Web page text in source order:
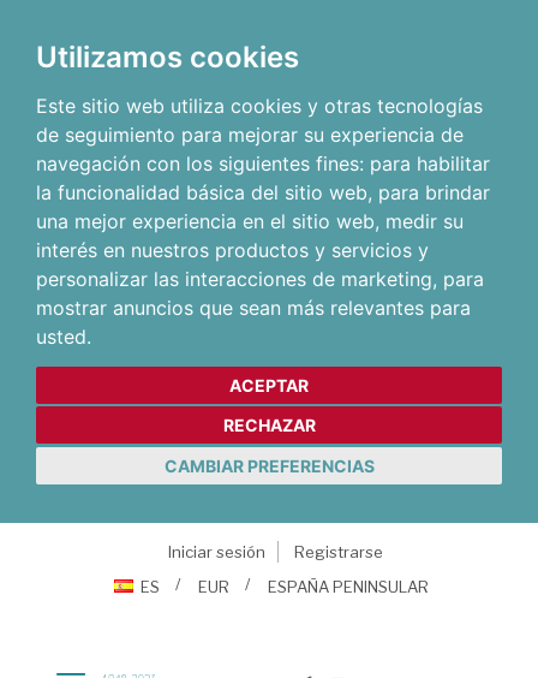
Utilizamos cookies
Este sitio web utiliza cookies y otras tecnologías
de seguimiento para mejorar su experiencia de
navegación con los siguientes fines: para habilitar
la funcionalidad básica del sitio web, para brindar
una mejor experiencia en el sitio web, medir su
interés en nuestros productos y servicios y
personalizar las interacciones de marketing, para
mostrar anuncios que sean más relevantes para
usted.
ACEPTAR
RECHAZAR
CAMBIAR PREFERENCIAS
Iniciar sesión
Registrarse
ES
EUR ESPAÑA PENINSULAR